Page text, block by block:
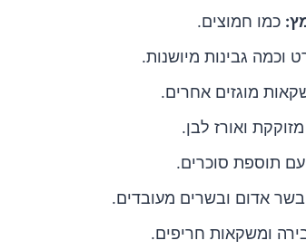
כמו חמוצים.
וכמה גבינות מיושנות.
מוגזים אחרים.
ואורז לבן.
תוספת סוכרים.
בשר אדום ובשרים מעובדים.
בירה ומשקאות חריפים.